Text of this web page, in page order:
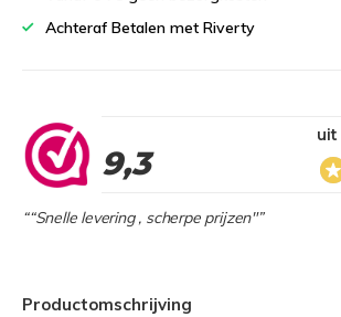
Achteraf Betalen met Riverty
9,3
uit
““Snelle levering , scherpe prijzen"”
Productomschrijving